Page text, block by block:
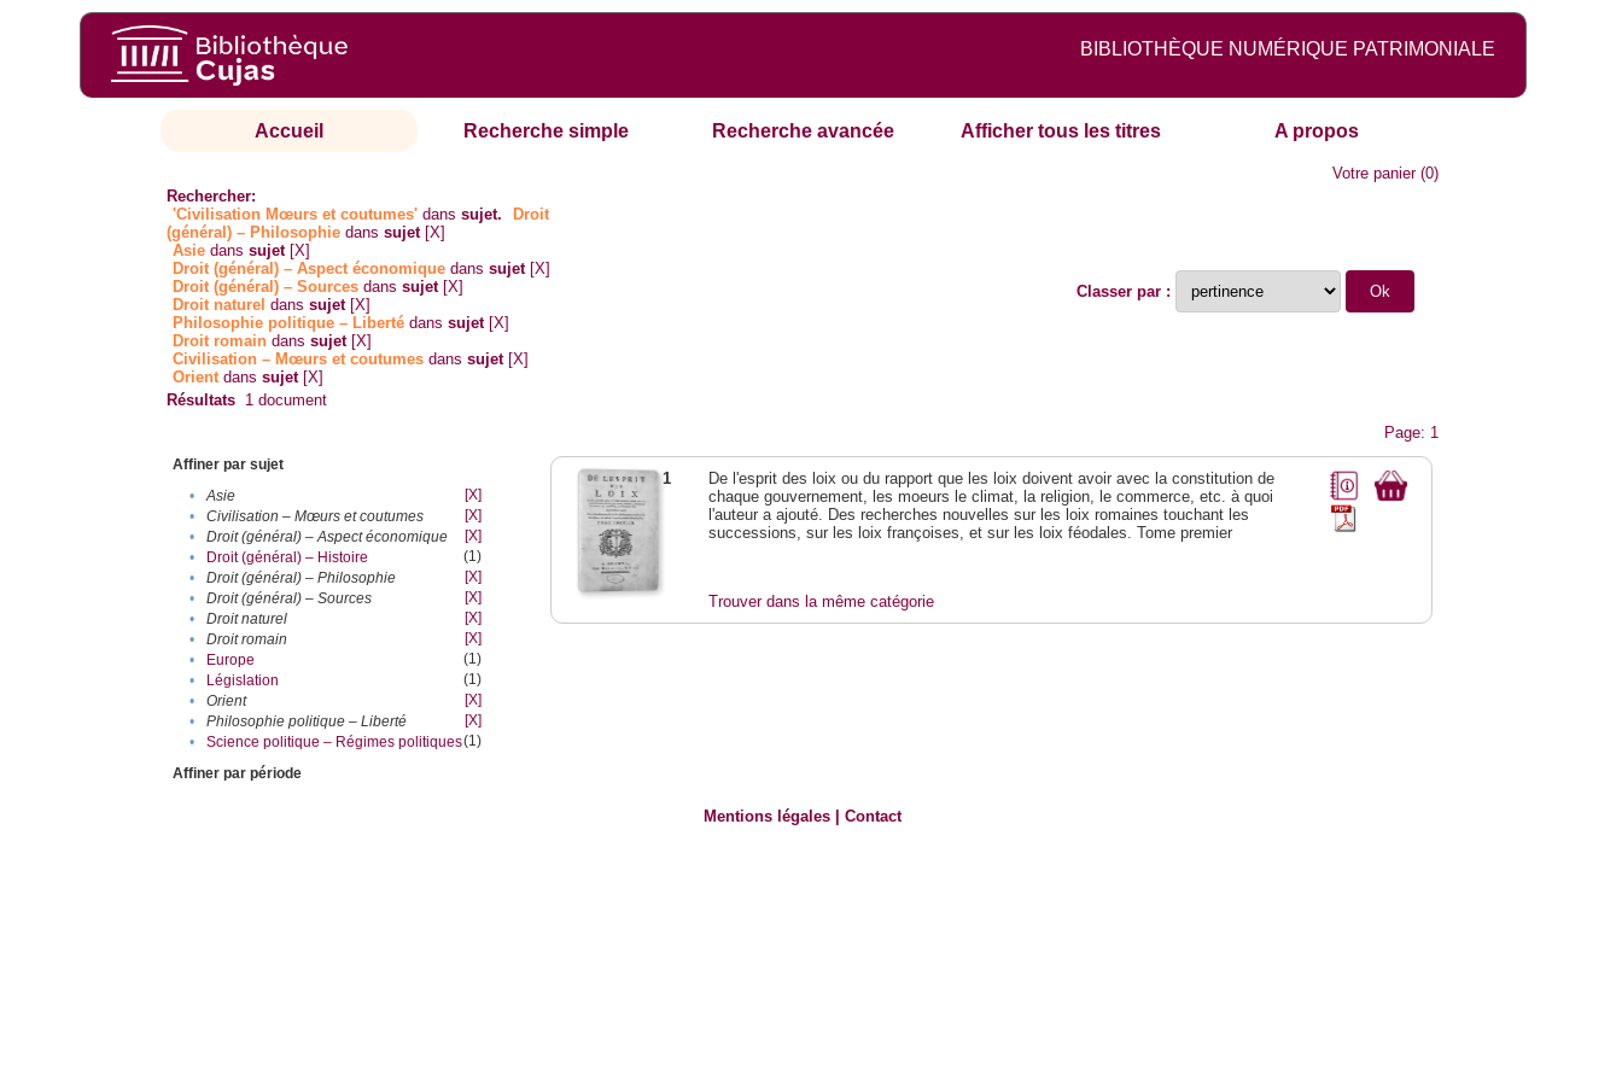
BIBLIOTHÈQUE NUMÉRIQUE PATRIMONIALE
Accueil Recherche simple Recherche avancée Afficher tous les titres A propos
Votre panier(0)
Rechercher:
'Civilisation Mœurs et coutumes' danssujet.
Droit
(général) – Philosophie danssujet [X]
Asie danssujet [X]
Droit (général) – Aspect économique danssujet [X]
Droit (général) – Sources danssujet [X]
Droit naturel danssujet [X]
Philosophie politique – Liberté danssujet [X]
Droit romain danssujet [X]
Civilisation – Mœurs et coutumes danssujet [X]
Orientdanssujet [X]
Classer par :
Résultats 1 document
Page: 1
Affiner par sujet
•
Asie
[X]
•
Civilisation – Mœurs et coutumes
[X]
•
Droit (général) – Aspect économique
[X]
•
Droit (général) – Histoire
(1)
•
Droit (général) – Philosophie
[X]
•
Droit (général) – Sources
[X]
•
Droit naturel
[X]
•
Droit romain
[X]
•
Europe
(1)
•
Législation
(1)
•
Orient
[X]
•
Philosophie politique – Liberté
[X]
•
Science politique – Régimes politiques(1)
Affiner par période
1
De l'esprit des loix ou du rapport que les loix doivent avoir avec la constitution de
chaque gouvernement, les moeurs le climat, la religion, le commerce, etc. à quoi
l'auteur a ajouté. Des recherches nouvelles sur les loix romaines touchant les
successions, sur les loix françoises, et sur les loix féodales. Tome premier
Trouver dans la même catégorie
Mentions légales |Contact